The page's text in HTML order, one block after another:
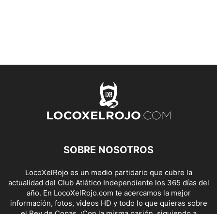
SOBRE NOSOTROS
LocoXelRojo es un medio partidario que cubre la
actualidad del Club Atlético Independiente los 365 días del
año. En LocoXelRojo.com te acercamos la mejor
información, fotos, videos HD y todo lo que quieras sobre